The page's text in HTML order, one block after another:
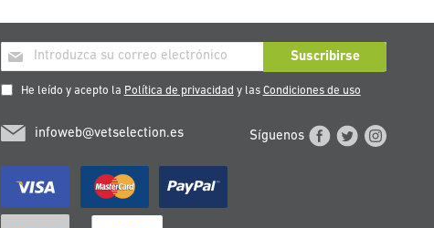
Inscríbase
a
nuestro
de
Suscribirse
He leído y acepto la Política de privacidad y las Condiciones de uso
infoweb@vetselection.es Síguenos